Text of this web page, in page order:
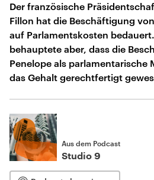
Der französische
Fillon hat die Beschäftigung
auf Parlamentskosten
behauptete aber, dass die
Penelope als parlamentarische
das Gehalt gerechtfertigt
Aus dem Podcast
Studio 9